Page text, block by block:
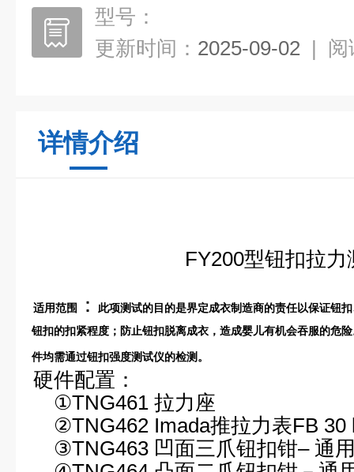
型号：
更新时间： 2025-09-02 | 阅
详情介绍
FY200型钮扣拉力
适用范围 ：此项测试的目的是界定成衣制造商的责任以保证钮
钮扣的扣紧程度；防止钮扣脱离成衣，造成婴儿有机会吞服的危
件均需通过钮扣强度测试仪的检测。
硬件配置：
①TNG461 拉力座
②TNG462 Imada推拉力表FB 30
③TNG463 凹面三爪钮扣钳–通